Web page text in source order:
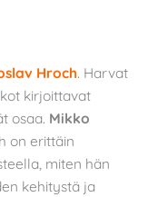
Hroch. Harvat
kirjoittavat
osaa. Mikko
on erittäin
miten hän
kehitystä ja